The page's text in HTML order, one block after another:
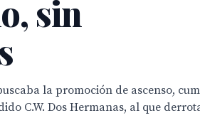
sin
la promoción de ascenso,
C.W. Dos Hermanas, al que